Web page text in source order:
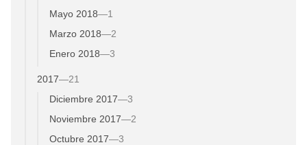
Mayo 2018—1
Marzo 2018—2
Enero 2018—3
2017—21
Diciembre 2017—3
Noviembre 2017—2
Octubre 2017—3